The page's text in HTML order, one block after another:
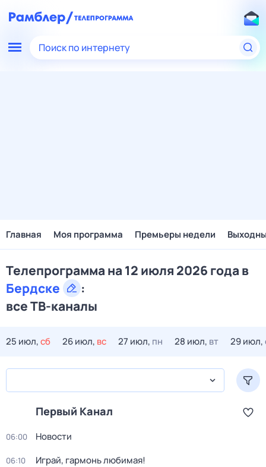
Поиск по интернету
Главная Моя программа Премьеры недели
Телепрограмма на 12 июля 2026 года в
Бердске
:
все ТВ-каналы
25 июл,сб 26 июл, вс 27 июл, пн 28 июл, вт 29 июл,
Первый Канал
06:00 Новости
06:10 Играй, гармонь любимая!